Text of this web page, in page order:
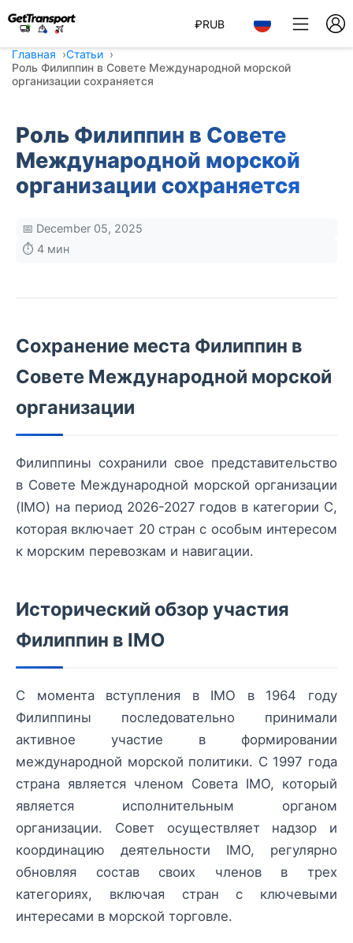
₽RUB
Главная
Статьи
Роль Филиппин в Совете Международной морской
организации сохраняется
Роль Филиппин в Совете
Международной морской
организации сохраняется
📅 December 05, 2025
⏱️ 4 мин
Сохранение места Филиппин в
Совете Международной морской
организации
Филиппины сохранили свое представительство
в Совете Международной морской организации
(IMO) на период 2026-2027 годов в категории C,
которая включает 20 стран с особым интересом
к морским перевозкам и навигации.
Исторический обзор участия
Филиппин в IMO
С момента вступления в IMO в 1964 году
Филиппины последовательно принимали
активное участие в формировании
международной морской политики. С 1997 года
страна является членом Совета IMO, который
является исполнительным органом
организации. Совет осуществляет надзор и
координацию деятельности IMO, регулярно
обновляя состав своих членов в трех
категориях, включая стран с ключевыми
интересами в морской торговле.